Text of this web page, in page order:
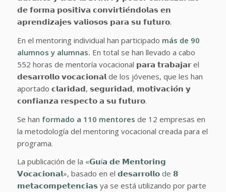
𝗱𝗲 𝗳𝗼𝗿𝗺𝗮 𝗽𝗼𝘀𝗶𝘁𝗶𝘃𝗮 𝗰𝗼𝗻𝘃𝗶𝗿𝘁𝗶𝗲́𝗻𝗱𝗼𝗹𝗮𝘀 𝗲𝗻
𝗮𝗽𝗿𝗲𝗻𝗱𝗶𝘇𝗮𝗷𝗲𝘀 𝘃𝗮𝗹𝗶𝗼𝘀𝗼𝘀 𝗽𝗮𝗿𝗮 𝘀𝘂 𝗳𝘂𝘁𝘂𝗿𝗼.
En el mentoring individual han participado más de 90
alumnos y alumnas. En total se han llevado a cabo
552 horas de mentoría vocacional 𝗽𝗮𝗿𝗮 𝘁𝗿𝗮𝗯𝗮𝗷𝗮𝗿 el
𝗱𝗲𝘀𝗮𝗿𝗿𝗼𝗹𝗹𝗼 𝘃𝗼𝗰𝗮𝗰𝗶𝗼𝗻𝗮𝗹 de los jóvenes, que les han
aportado 𝗰𝗹𝗮𝗿𝗶𝗱𝗮𝗱, 𝘀𝗲𝗴𝘂𝗿𝗶𝗱𝗮𝗱, 𝗺𝗼𝘁𝗶𝘃𝗮𝗰𝗶𝗼́𝗻 𝘆
𝗰𝗼𝗻𝗳𝗶𝗮𝗻𝘇𝗮 𝗿𝗲𝘀𝗽𝗲𝗰𝘁𝗼 𝗮 𝘀𝘂 𝗳𝘂𝘁𝘂𝗿𝗼.
Se han formado a 110 mentores de 12 empresas en
la metodología del mentoring vocacional creada para el
programa.
La publicación de la «𝗚𝘂í𝗮 𝗱𝗲 𝗠𝗲𝗻𝘁𝗼𝗿𝗶𝗻𝗴
𝗩𝗼𝗰𝗮𝗰𝗶𝗼𝗻𝗮𝗹», basado en el 𝗱𝗲𝘀𝗮𝗿𝗿𝗼𝗹𝗹𝗼 de 𝟴
𝗺𝗲𝘁𝗮𝗰𝗼𝗺𝗽𝗲𝘁𝗲𝗻𝗰𝗶𝗮𝘀 ya se está utilizando por parte